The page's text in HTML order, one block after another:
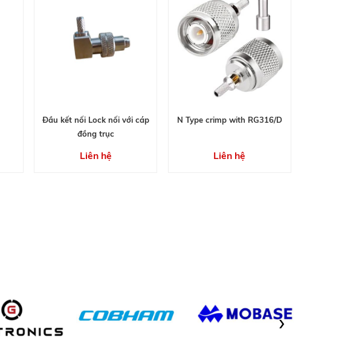
Đầu kết nối Lock nối với cáp
đồng trục
Liên hệ
N Type crimp with RG316/D
Liên hệ
›